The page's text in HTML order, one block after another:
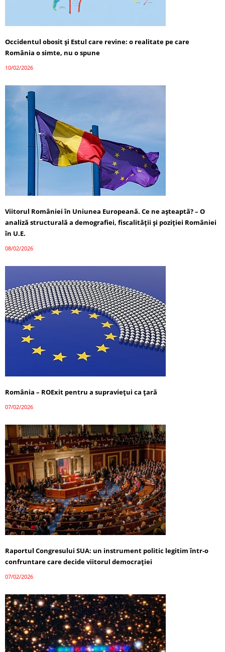
Occidentul obosit și Estul care revine: o realitate pe care
România o simte, nu o spune
10/02/2026
Viitorul României în Uniunea Europeană. Ce ne așteaptă? – O
analiză structurală a demografiei, fiscalității și poziției României
în U.E.
08/02/2026
România – ROExit pentru a supraviețui ca țară
07/02/2026
Raportul Congresului SUA: un instrument politic legitim într-o
confruntare care decide viitorul democrației
07/02/2026